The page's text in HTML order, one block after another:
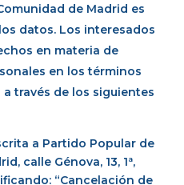
de Madrid es
datos. Los interesados
en materia de
en los términos
través de los siguientes
a Partido Popular de
calle Génova, 13, 1ª,
“Cancelación de